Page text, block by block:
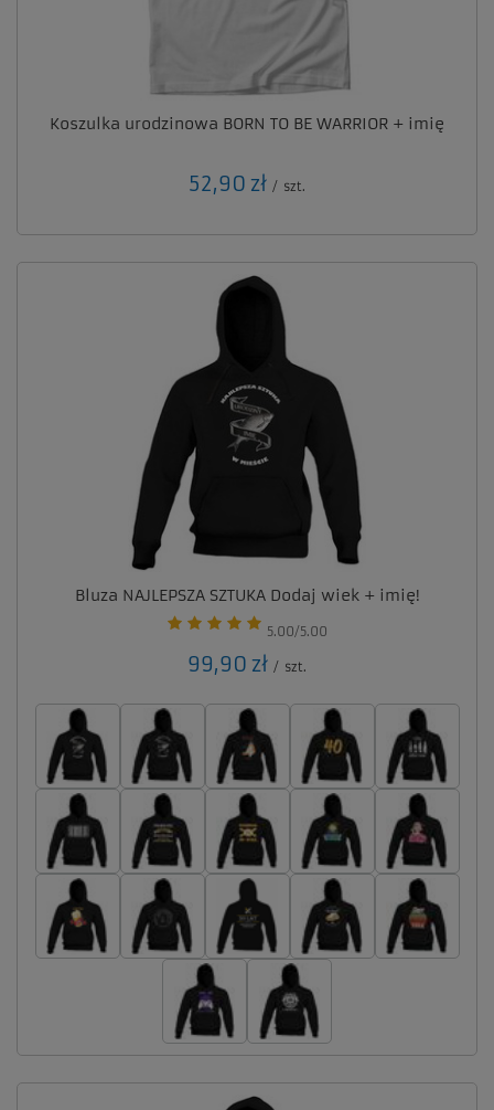
Koszulka urodzinowa BORN TO BE WARRIOR + imię
52,90 zł / szt.
Bluza NAJLEPSZA SZTUKA Dodaj wiek + imię!
5.00/5.00
99,90 zł / szt.